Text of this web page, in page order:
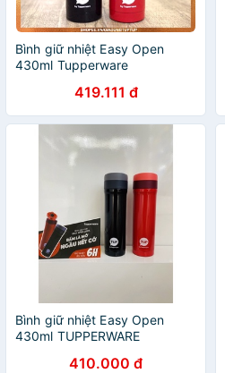
Bình giữ nhiệt Easy Open
430ml Tupperware
419.111 đ
Bình giữ nhiệt Easy Open
430ml TUPPERWARE
410.000 đ